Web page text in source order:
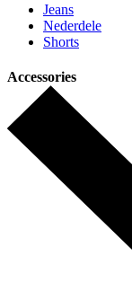
Jeans
Nederdele
Shorts
Accessories